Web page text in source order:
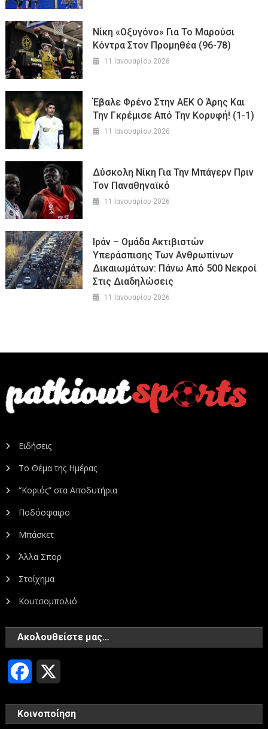
Νίκη «οξυγόνο» Για Το Μαρούσι
Κόντρα Στον Προμηθέα (96-78)
11 Ιανουαρίου 2026
Έβαλε Φρένο Στην ΑΕΚ Ο Άρης Και
Την Γκρέμισε Από Την Κορυφή! (1-1)
11 Ιανουαρίου 2026
Δύσκολη Νίκη Για Την Μπάγερν Πριν
Τον Παναθηναϊκό
11 Ιανουαρίου 2026
Ιράν – Ομάδα Ακτιβιστών
Υπεράσπισης Των Ανθρωπίνων
Δικαιωμάτων: Πάνω Από 500 Νεκροί
Στις Διαδηλώσεις
11 Ιανουαρίου 2026
Ειδήσεις
Το Θέμα της Ημέρας
“Κοριός” στα Αποδυτήρια
Ποδόσφαιρο
Μπάσκετ
Άλλα Σπορ
Στοίχημα
Κουτσομπολιό
Ακολουθείστε μας…
Facebook
Κοινοποίηση